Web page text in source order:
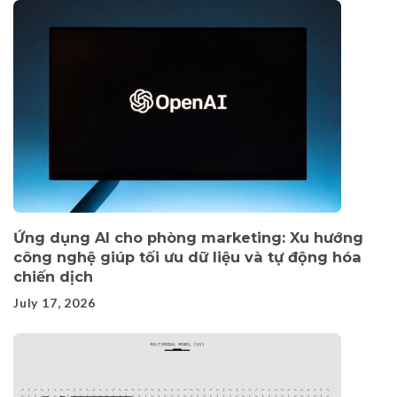
Ứng dụng AI cho phòng marketing: Xu hướng
công nghệ giúp tối ưu dữ liệu và tự động hóa
chiến dịch
July 17, 2026